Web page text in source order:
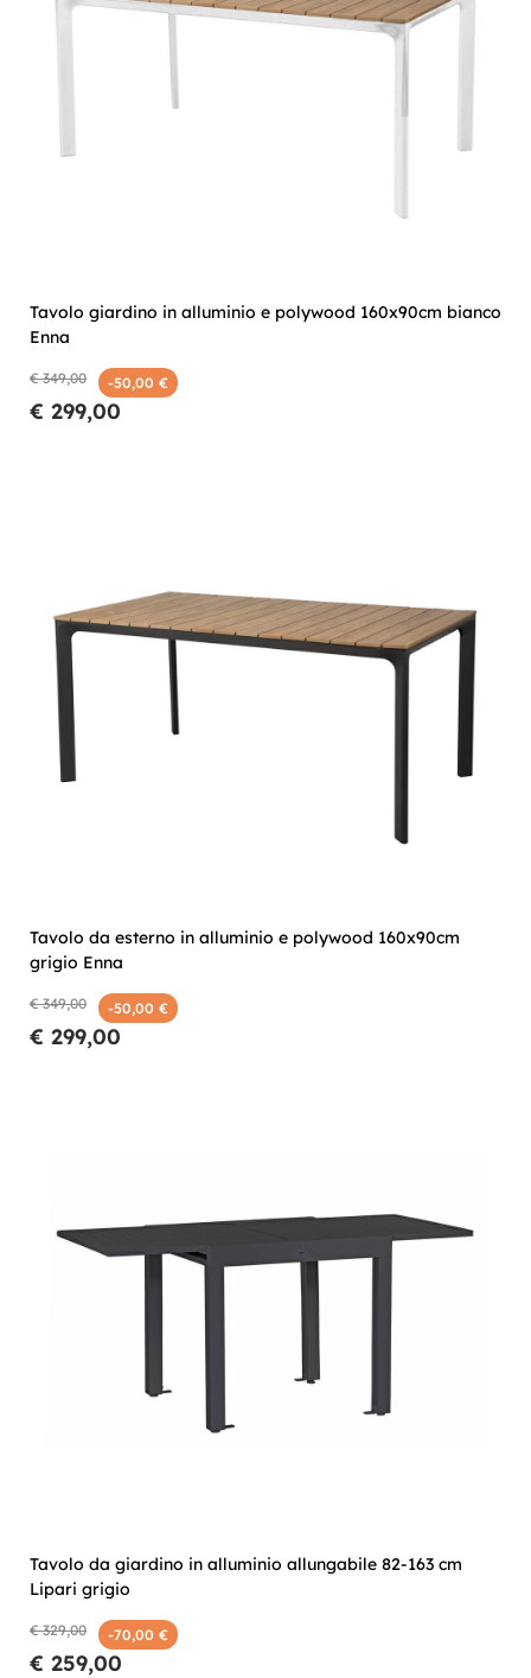
Tavolo giardino in alluminio e polywood 160x90cm bianco
Enna
€ 349,00 -50,00 €
€ 299,00
Tavolo da esterno in alluminio e polywood 160x90cm
grigio Enna
€ 349,00 -50,00 €
€ 299,00
Tavolo da giardino in alluminio allungabile 82-163 cm
Lipari grigio
€ 329,00 -70,00 €
€ 259,00